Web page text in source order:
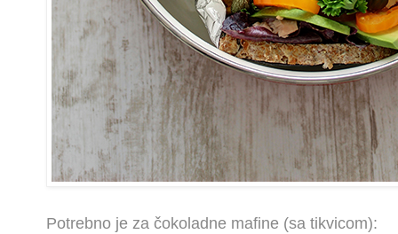
Potrebno je za čokoladne mafine (sa tikvicom):